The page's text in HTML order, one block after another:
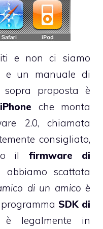
e non ci siamo
e un manuale di
sopra proposta è
iPhone che monta
2.0, chiamata
consigliato,
il firmware di
abbiamo scattata
di un amico è
programmaSDK di
legalmente in